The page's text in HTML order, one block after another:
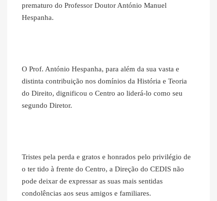
prematuro do Professor Doutor António Manuel
Hespanha.
O Prof. António Hespanha, para além da sua vasta e
distinta contribuição nos domínios da História e Teoria
do Direito, dignificou o Centro ao liderá-lo como seu
segundo Diretor.
Tristes pela perda e gratos e honrados pelo privilégio de
o ter tido à frente do Centro, a Direção do CEDIS não
pode deixar de expressar as suas mais sentidas
condolências aos seus amigos e familiares.